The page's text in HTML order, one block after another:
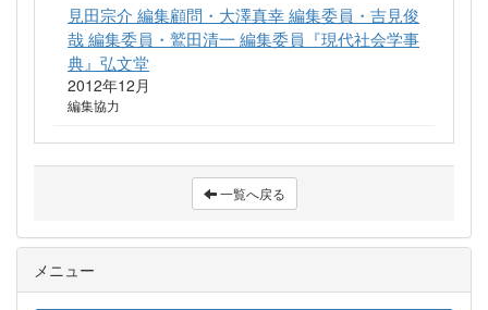
見田宗介 編集顧問・大澤真幸 編集委員・吉見俊
哉 編集委員・鷲田清一 編集委員『現代社会学事
典』弘文堂
2012年12月
編集協力
一覧へ戻る
メニュー